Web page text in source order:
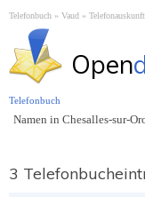
Telefonbuch Vaud
Open
Namen in Chesalles-sur-
3
Telefonbuch